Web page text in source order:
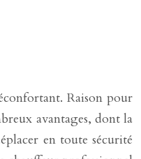
Raison pour
avantages, dont la
en toute sécurité